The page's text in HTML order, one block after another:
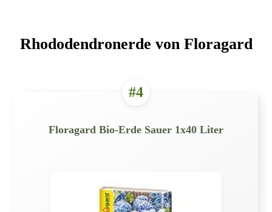
Rhododendronerde von Floragard
#4
Floragard Bio-Erde Sauer 1x40 Liter